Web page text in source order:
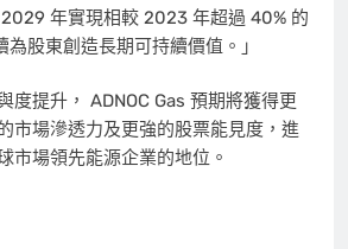
年實現相較 2023 年超過 40% 的
為股東創造長期可持續價值。」
度提升， ADNOC Gas 預期將獲得更
市場滲透力及更強的股票能見度，進
市場領先能源企業的地位。